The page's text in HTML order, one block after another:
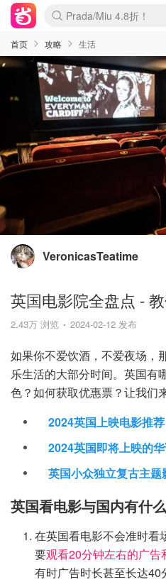
麦卢卡蜂蜜夏促！个位
Prada/Miu 4.8折！
啥？必胜客披萨5折！
首页 攻略 生活
VeronicasTeatime
英国电影院全盘点 -
2.43万 浏览 2024-02-12 发布
如果你不爱饮酒，不爱夜场，
乐生活的大部分时间。英国有
色？如何获取优惠票？让我们
2024英国上映电影推
2024英国即将上映的
英国小众独立复古主题
英国看电影与国内有什
在英国看电影不会准时看
要观看20分钟左右的广
有时广告时长甚至长达40